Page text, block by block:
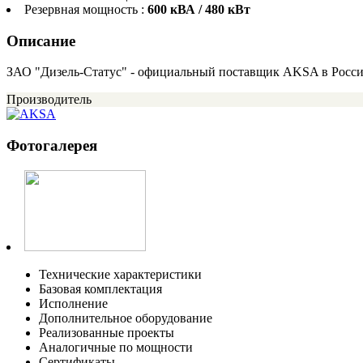
Резервная мощность : 600 кВА / 480 кВт
Описание
ЗАО "Дизель-Статус" - официальный поставщик AKSA в
Производитель
Фотогалерея
Технические характеристики
Базовая комплектация
Исполнение
Дополнительное оборудование
Реализованные проекты
Аналогичные по мощности